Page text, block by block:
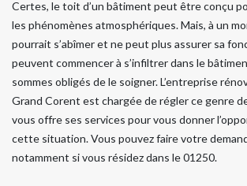
Certes, le toit d’un bâtiment peut être conçu
les phénomènes atmosphériques. Mais, à un
pourrait s’abîmer et ne peut plus assurer sa
peuvent commencer à s’infiltrer dans le
sommes obligés de le soigner. L’entreprise
Grand Corent est chargée de régler ce genre
vous offre ses services pour vous donner
cette situation. Vous pouvez faire votre
notamment si vous résidez dans le 01250.